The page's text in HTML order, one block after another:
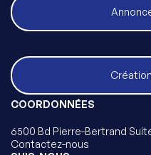
COORDONNÉES
6500 Bd Pierre-Bertrand
Contactez-nous